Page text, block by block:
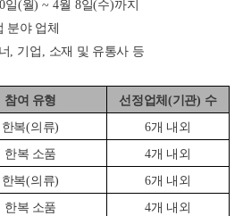
일(월) ~ 4월 8일(수)까지
분야 업체
, 기업 , 소재 및 유통사 등
참여 유형 선정업체 (기관) 수
한복(의류) 6개 내외
한복 소품
4개 내외
한복(의류) 6개 내외
한복 소품
4개 내외